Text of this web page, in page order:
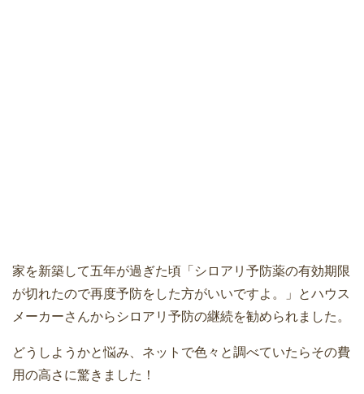
家を新築して五年が過ぎた頃「シロアリ予防薬の有効期限
が切れたので再度予防をした方がいいですよ。」とハウス
メーカーさんからシロアリ予防の継続を勧められました。
どうしようかと悩み、ネットで色々と調べていたらその費
用の高さに驚きました！